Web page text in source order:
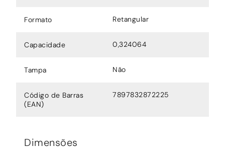
Formato Retangular
Capacidade 0,324064
Tampa Não
Código de Barras
(EAN)
7897832872225
Dimensões